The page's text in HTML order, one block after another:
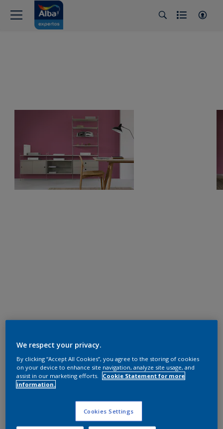
We respect your privacy.
By clicking “Accept All Cookies”, you agree to the storing of cookies
on your device to enhance site navigation, analyze site usage, and
assist in our marketing efforts.
Cookie Statement for more
information.
Cookies Settings